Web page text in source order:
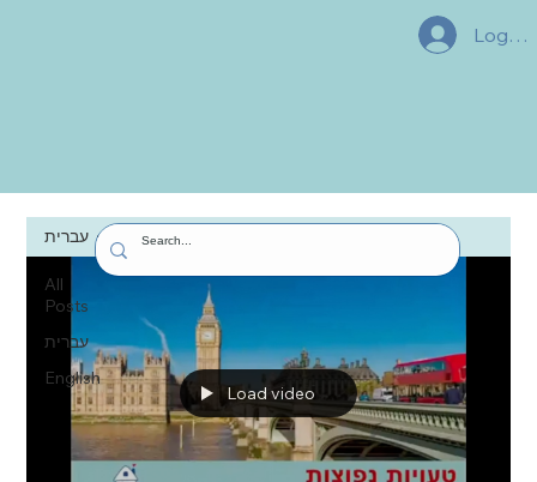
Log In
All
Posts
עברית
English
עברית
Load video